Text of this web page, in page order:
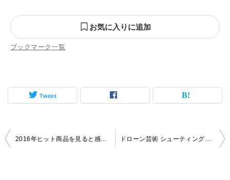
お気に入りに追加
ブックマーク一覧
Tweet
投